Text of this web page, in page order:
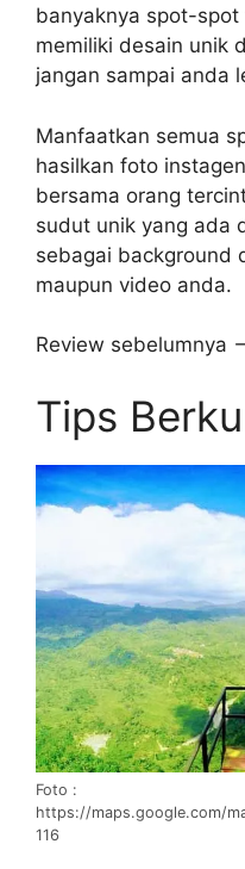
banyaknya spot-
memiliki desain unik
jangan sampai anda
Manfaatkan semua
hasilkan foto
bersama orang
sudut unik yang ada
sebagai background
maupun video anda.
Review sebelumnya
Tips
Foto :
https://maps.google.com/
116